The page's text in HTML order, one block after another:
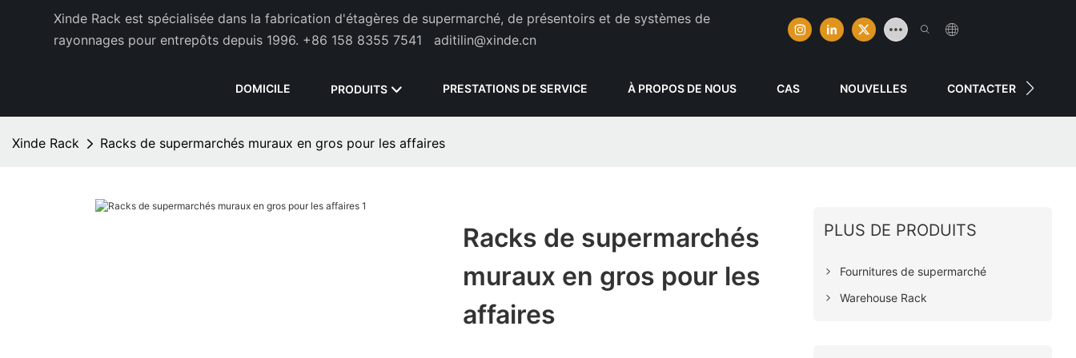
Xinde Rack est spécialisée dans la fabrication d'étagères de supermarché, de présentoirs et de systèmes de
rayonnages pour entrepôts depuis 1996. +86 158 8355 7541 aditilin@xinde.cn
DOMICILE PRODUITS PRESTATIONS DE SERVICE À PROPOS DE NOUS CAS NOUVELLES CONTACTER
Xinde Rack Racks de supermarchés muraux en gros pour les affaires
Racks de supermarchés
muraux en gros pour les
affaires
PLUS DE PRODUITS
Fournitures de supermarché
Warehouse Rack